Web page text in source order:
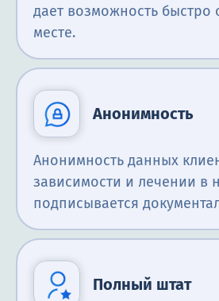
дает возможность быстро
месте.
Анонимность
Анонимность данных
зависимости и лечении в
подписывается
Полный штат